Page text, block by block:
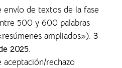
envío de textos de la fase
500 y 600 palabras
ampliados»): 3
2025.
rechazo